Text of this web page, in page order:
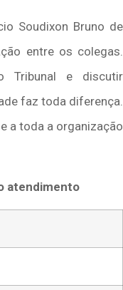
Soudixon Bruno de
entre os colegas.
Tribunal e discutir
faz toda diferença.
a toda a organização
atendimento